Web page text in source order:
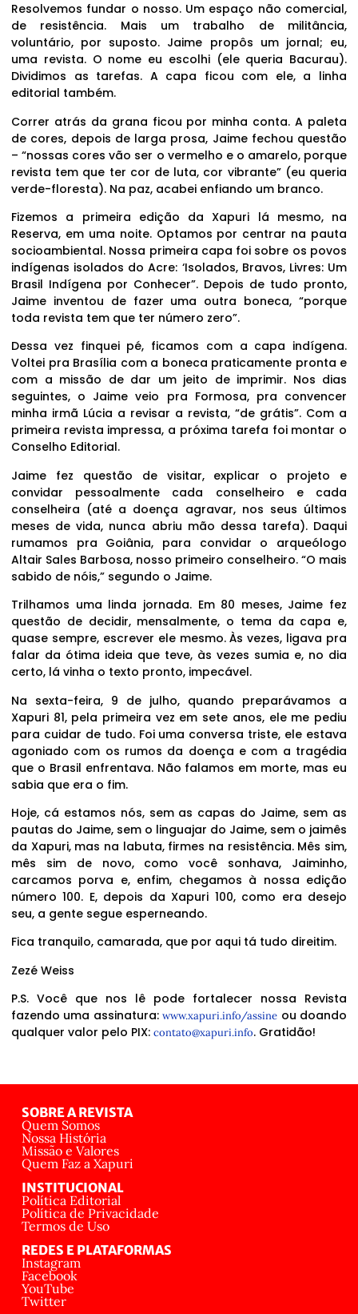
Resolvemos fundar o nosso. Um espaço não comercial,
de resistência. Mais um trabalho de militância,
voluntário, por suposto. Jaime propôs um jornal; eu,
uma revista. O nome eu escolhi (ele queria Bacurau).
Dividimos as tarefas. A capa ficou com ele, a linha
editorial também.
Correr atrás da grana ficou por minha conta. A paleta
de cores, depois de larga prosa, Jaime fechou questão
– “nossas cores vão ser o vermelho e o amarelo, porque
revista tem que ter cor de luta, cor vibrante” (eu queria
verde-floresta). Na paz, acabei enfiando um branco.
Fizemos a primeira edição da Xapuri lá mesmo, na
Reserva, em uma noite. Optamos por centrar na pauta
socioambiental. Nossa primeira capa foi sobre os povos
indígenas isolados do Acre: ‘Isolados, Bravos, Livres: Um
Brasil Indígena por Conhecer”. Depois de tudo pronto,
Jaime inventou de fazer uma outra boneca, “porque
toda revista tem que ter número zero”.
Dessa vez finquei pé, ficamos com a capa indígena.
Voltei pra Brasília com a boneca praticamente pronta e
com a missão de dar um jeito de imprimir. Nos dias
seguintes, o Jaime veio pra Formosa, pra convencer
minha irmã Lúcia a revisar a revista, “de grátis”. Com a
primeira revista impressa, a próxima tarefa foi montar o
Conselho Editorial.
Jaime fez questão de visitar, explicar o projeto e
convidar pessoalmente cada conselheiro e cada
conselheira (até a doença agravar, nos seus últimos
meses de vida, nunca abriu mão dessa tarefa). Daqui
rumamos pra Goiânia, para convidar o arqueólogo
Altair Sales Barbosa, nosso primeiro conselheiro. “O mais
sabido de nóis,” segundo o Jaime.
Trilhamos uma linda jornada. Em 80 meses, Jaime fez
questão de decidir, mensalmente, o tema da capa e,
quase sempre, escrever ele mesmo. Às vezes, ligava pra
falar da ótima ideia que teve, às vezes sumia e, no dia
certo, lá vinha o texto pronto, impecável.
Na sexta-feira, 9 de julho, quando preparávamos a
Xapuri 81, pela primeira vez em sete anos, ele me pediu
para cuidar de tudo. Foi uma conversa triste, ele estava
agoniado com os rumos da doença e com a tragédia
que o Brasil enfrentava. Não falamos em morte, mas eu
sabia que era o fim.
Hoje, cá estamos nós, sem as capas do Jaime, sem as
pautas do Jaime, sem o linguajar do Jaime, sem o jaimês
da Xapuri, mas na labuta, firmes na resistência. Mês sim,
mês sim de novo, como você sonhava, Jaiminho,
carcamos porva e, enfim, chegamos à nossa edição
número 100. E, depois da Xapuri 100, como era desejo
seu, a gente segue esperneando.
Fica tranquilo, camarada, que por aqui tá tudo direitim.
Zezé Weiss
P.S. Você que nos lê pode fortalecer nossa Revista
fazendo uma assinatura:www.xapuri.info/assine ou doando
qualquer valor pelo PIX: contato@xapuri.info. Gratidão!
SOBRE A REVISTA
Quem Somos
Nossa História
Missão e Valores
Quem Faz a Xapuri
INSTITUCIONAL
Política Editorial
Política de Privacidade
Termos de Uso
REDES E PLATAFORMAS
Instagram
Facebook
YouTube
Twitter